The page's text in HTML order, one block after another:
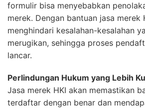
formulir bisa menyebabkan
merek. Dengan bantuan jasa merek
menghindari kesalahan-kesalahan
merugikan, sehingga proses
lancar.
Perlindungan Hukum yang Lebih
Jasa merek HKI akan memastikan
terdaftar dengan benar dan